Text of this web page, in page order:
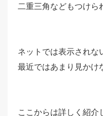
二重三角などもつけら
ネットでは表示されな
最近ではあまり見かけ
ここからは詳しく紹介